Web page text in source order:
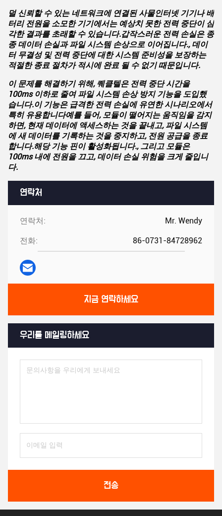
연락처
연락처: Mr. Wendy
전화: 86-0731-84728962
지금 연락하세요
우리를 메일링하세요
전송
덜 신뢰할 수 있는 네트워크에 연결된 사물인터넷 기기나 배
터리 전원을 소모한 기기에서는 예상치 못한 전력 중단이 심
각한 결과를 초래할 수 있습니다.갑작스러운 전력 손실은 종
종 데이터 손실과 파일 시스템 손상으로 이어집니다., 데이
터 무결성 및 전력 중단에 대한 시스템 준비성을 보장하는
적절한 종료 절차가 적시에 완료 될 수 없기 때문입니다.
이 문제를 해결하기 위해, 퀘클텔은 전력 중단 시간을
100ms 이하로 줄여 파일 시스템 손상 방지 기능을 도입했
습니다.이 기능은 급격한 전력 손실에 유연한 시나리오에서
특히 유용합니다예를 들어, 모듈이 떨어지는 움직임을 감지
하면, 현재 데이터에 액세스하는 것을 끝내고, 파일 시스템
에 새 데이터를 기록하는 것을 중지하고, 전원 공급을 종료
합니다.해당 기능 핀이 활성화됩니다., 그리고 모듈은
100ms 내에 전원을 끄고, 데이터 손실 위험을 크게 줄입니
다.